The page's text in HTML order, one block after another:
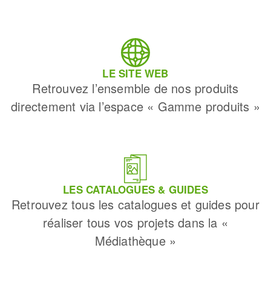
LE SITE WEB
Retrouvez l’ensemble de nos produits
directement via l’espace « Gamme produits »
LES CATALOGUES & GUIDES
Retrouvez tous les catalogues et guides pour
réaliser tous vos projets dans la «
Médiathèque »